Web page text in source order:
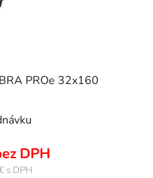
PROe 32x160
DPH